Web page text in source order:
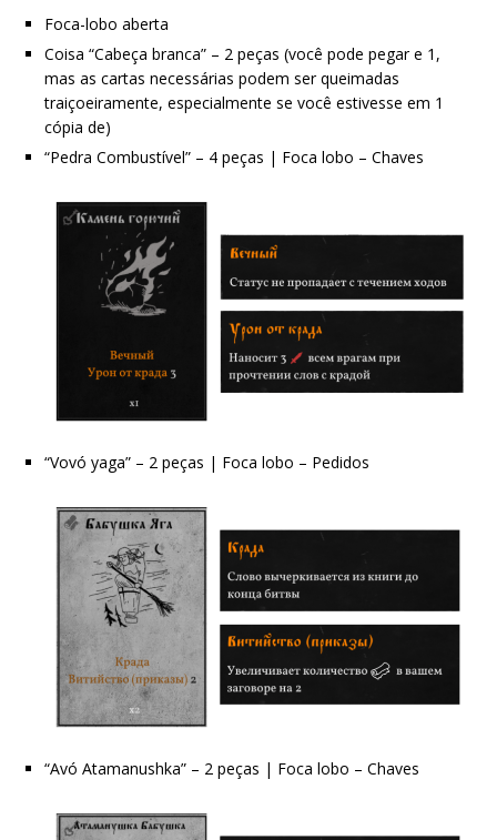
Foca-lobo aberta
Coisa “Cabeça branca” – 2 peças (você pode pegar e 1,
mas as cartas necessárias podem ser queimadas
traiçoeiramente, especialmente se você estivesse em 1
cópia de)
“Pedra Combustível” – 4 peças | Foca lobo – Chaves
“Vovó yaga” – 2 peças | Foca lobo – Pedidos
“Avó Atamanushka” – 2 peças | Foca lobo – Chaves